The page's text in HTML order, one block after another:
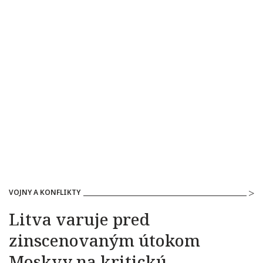
VOJNY A KONFLIKTY
Litva varuje pred
zinscenovaným útokom